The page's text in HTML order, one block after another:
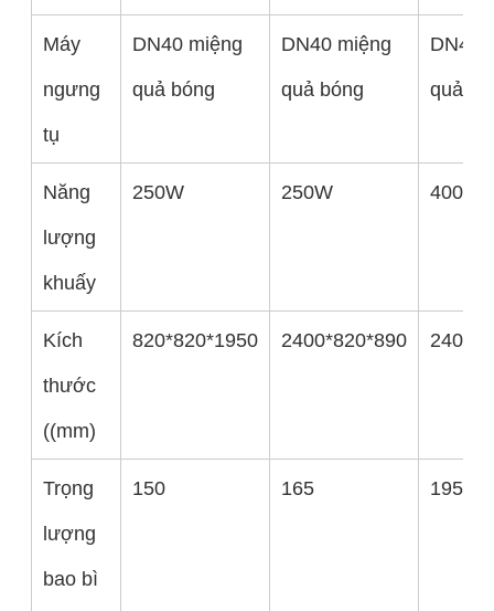
Máy
ngưng
tụ
DN40 miệng
quả bóng
DN40 miệng
quả bóng
DN40
quả
Năng
lượng
khuấy
250W 250W 400W
Kích
thước
((mm)
820*820*1950 2400*820*890
Trọng
lượng
bao bì
150 165 195